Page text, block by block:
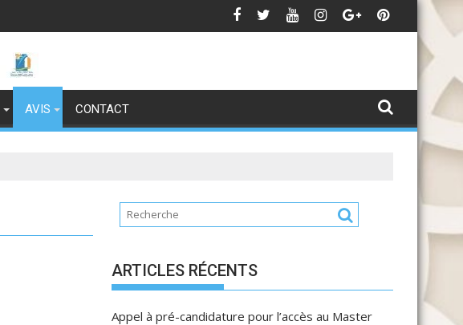
Avis
AVIS CONTACT
ARTICLES RÉCENTS
Appel à pré-candidature pour l’accès au Master